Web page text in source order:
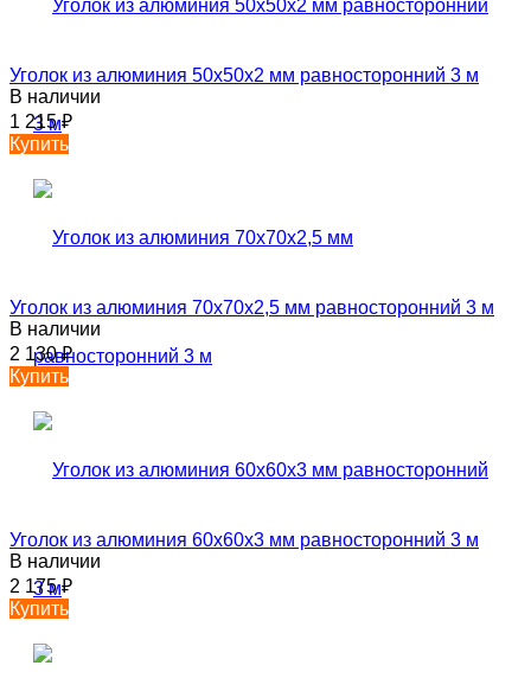
Уголок из алюминия 50х50х2 мм равносторонний 3 м
В наличии
1 215₽
Купить
Уголок из алюминия 70х70х2,5 мм равносторонний 3 м
В наличии
2 130₽
Купить
Уголок из алюминия 60х60х3 мм равносторонний 3 м
В наличии
2 175₽
Купить